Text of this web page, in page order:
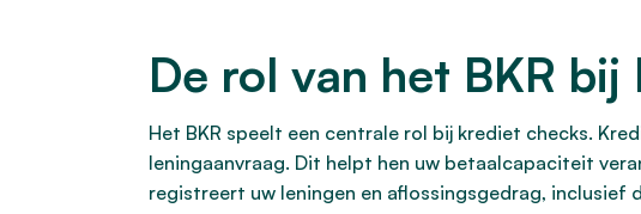
De rol van het BKR
Het BKR speelt een centrale rol bij krediet checks.
leningaanvraag. Dit helpt hen uw betaalcapaciteit
registreert uw leningen en aflossingsgedrag, inclusief